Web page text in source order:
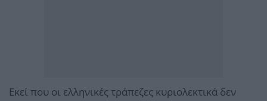
Εκεί που οι ελληνικές τράπεζες κυριολεκτικά δεν